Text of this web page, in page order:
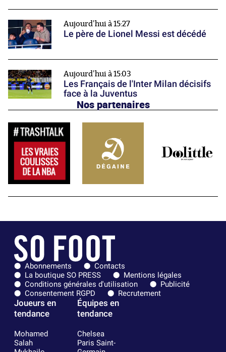
Aujourd'hui à 15:27
Le père de Lionel Messi est décédé
Aujourd'hui à 15:03
Les Français de l'Inter Milan décisifs
face à la Juventus
Nos partenaires
Abonnements
Contacts
La boutique SO PRESS
Mentions légales
Conditions générales d'utilisation
Publicité
Consentement RGPD
Recrutement
Joueurs en
tendance
Mohamed
Salah
Équipes en
tendance
Chelsea
Paris Saint-